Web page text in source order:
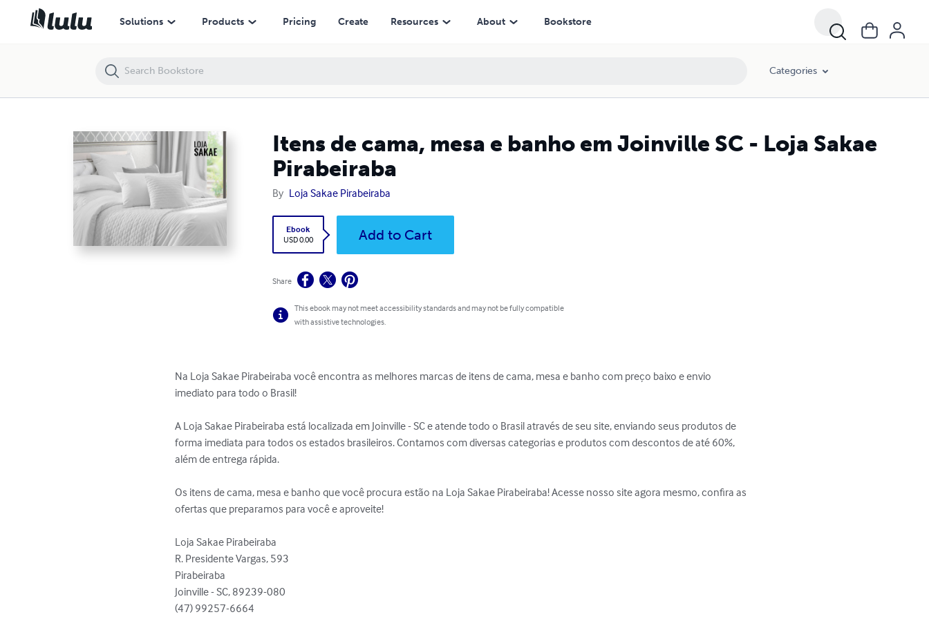
Solutions Products Pricing Create Resources About Bookstore
Categories
Itens de cama, mesa e banho em Joinville SC - Loja Sakae
Pirabeiraba
By Loja Sakae Pirabeiraba
Ebook
USD 0.00
Add to Cart
Share
This ebook may not meet accessibility standards and may not be fully compatible
with assistive technologies.
Na Loja Sakae Pirabeiraba você encontra as melhores marcas de itens de cama, mesa e banho com preço baixo e envio
imediato para todo o Brasil!
A Loja Sakae Pirabeiraba está localizada em Joinville - SC e atende todo o Brasil através de seu site, enviando seus produtos de
forma imediata para todos os estados brasileiros. Contamos com diversas categorias e produtos com descontos de até 60%,
além de entrega rápida.
Os itens de cama, mesa e banho que você procura estão na Loja Sakae Pirabeiraba! Acesse nosso site agora mesmo, confira as
ofertas que preparamos para você e aproveite!
Loja Sakae Pirabeiraba
R. Presidente Vargas, 593
Pirabeiraba
Joinville - SC, 89239-080
(47) 99257-6664
Itens de cama, mesa e banho em Joinville SC - Loja Sakae Pirabeiraba